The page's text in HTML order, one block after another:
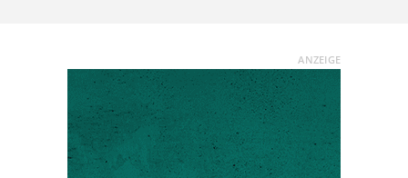
ANZEIGE